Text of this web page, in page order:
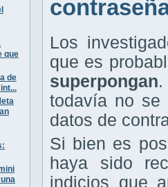
que
de
Los
que es
superpongan.
todavía no se
datos de
Si bien es
haya sido
indicios que